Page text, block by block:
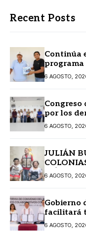
Recent Posts
Continúa
programa
6 AGOSTO,
por los
pueblos
6 AGOSTO,
JULIÁN
MÉRIDA
LAS
6 AGOSTO,
Gobierno
facilitará
usuarias y
6 AGOSTO,